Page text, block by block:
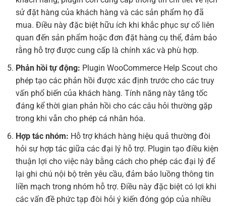
sử đặt hàng của khách hàng và các sản phẩm họ đã
mua. Điều này đặc biệt hữu ích khi khắc phục sự cố liên
quan đến sản phẩm hoặc đơn đặt hàng cụ thể, đảm bảo
rằng hỗ trợ được cung cấp là chính xác và phù hợp.
Phản hồi tự động: Plugin WooCommerce Help Scout cho
phép tạo các phản hồi được xác định trước cho các truy
vấn phổ biến của khách hàng. Tính năng này tăng tốc
đáng kể thời gian phản hồi cho các câu hỏi thường gặp
trong khi vẫn cho phép cá nhân hóa.
Hợp tác nhóm: Hỗ trợ khách hàng hiệu quả thường đòi
hỏi sự hợp tác giữa các đại lý hỗ trợ. Plugin tạo điều kiện
thuận lợi cho việc này bằng cách cho phép các đại lý để
lại ghi chú nội bộ trên yêu cầu, đảm bảo luồng thông tin
liền mạch trong nhóm hỗ trợ. Điều này đặc biệt có lợi khi
các vấn đề phức tạp đòi hỏi ý kiến ​​đóng góp của nhiều